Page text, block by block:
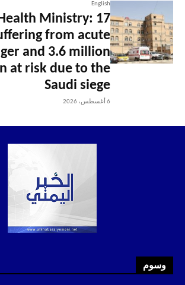
English
Health Ministry: 17
from acute
and 3.6 million
at risk due to the
Saudi siege
6 أغسطس، 2026
وسوم